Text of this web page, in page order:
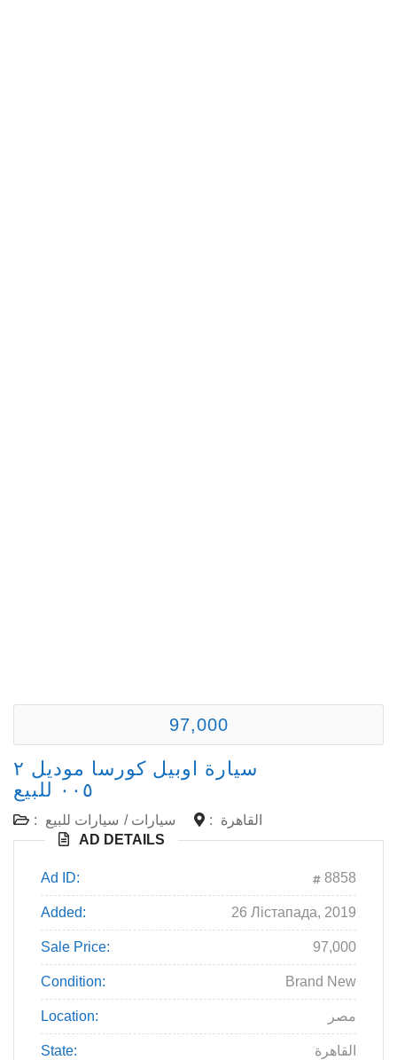
97,000
سيارة اوبيل كورسا موديل ٢
٠٠٥ للبيع
: سيارات / سيارات للبيع :
القاهرة
AD DETAILS
Ad ID: 8858
Added: 26 Лістапада, 2019
Sale Price: 97,000
Condition: Brand New
Location: مصر
State: القاهرة